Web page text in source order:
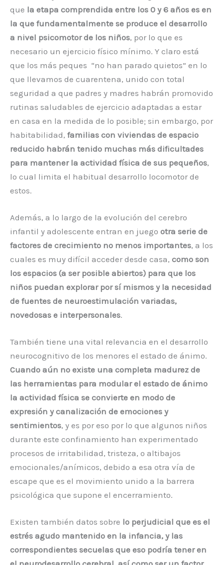
que la etapa comprendida entre los 0 y 6 años es en
la que fundamentalmente se produce el desarrollo
a nivel psicomotor de los niños, por lo que es
necesario un ejercicio físico mínimo. Y claro está
que los más peques “no han parado quietos” en lo
que llevamos de cuarentena, unido con total
seguridad a que padres y madres habrán promovido
rutinas saludables de ejercicio adaptadas a estar
en casa en la medida de lo posible; sin embargo, por
habitabilidad, familias con viviendas de espacio
reducido habrán tenido muchas más dificultades
para mantener la actividad física de sus pequeños,
lo cual limita el habitual desarrollo locomotor de
estos.
Además, a lo largo de la evolución del cerebro
infantil y adolescente entran en juego otra serie de
factores de crecimiento no menos importantes, a los
cuales es muy difícil acceder desde casa, como son
los espacios (a ser posible abiertos) para que los
niños puedan explorar por sí mismos y la necesidad
de fuentes de neuroestimulación variadas,
novedosas e interpersonales.
También tiene una vital relevancia en el desarrollo
neurocognitivo de los menores el estado de ánimo.
Cuando aún no existe una completa madurez de
las herramientas para modular el estado de ánimo
la actividad física se convierte en modo de
expresión y canalización de emociones y
sentimientos, y es por eso por lo que algunos niños
durante este confinamiento han experimentado
procesos de irritabilidad, tristeza, o altibajos
emocionales/anímicos, debido a esa otra vía de
escape que es el movimiento unido a la barrera
psicológica que supone el encerramiento.
Existen también datos sobre lo perjudicial que es el
estrés agudo mantenido en la infancia, y las
correspondientes secuelas que eso podría tener en